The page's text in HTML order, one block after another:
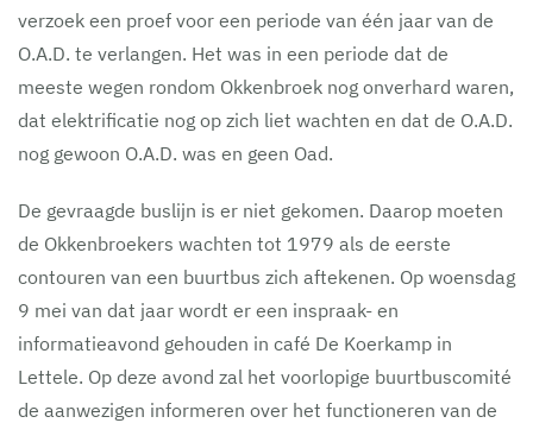
verzoek een proef voor een periode van één jaar van de
O.A.D. te verlangen. Het was in een periode dat de
meeste wegen rondom Okkenbroek nog onverhard waren,
dat elektrificatie nog op zich liet wachten en dat de O.A.D.
nog gewoon O.A.D. was en geen Oad.
De gevraagde buslijn is er niet gekomen. Daarop moeten
de Okkenbroekers wachten tot 1979 als de eerste
contouren van een buurtbus zich aftekenen. Op woensdag
9 mei van dat jaar wordt er een inspraak- en
informatieavond gehouden in café De Koerkamp in
Lettele. Op deze avond zal het voorlopige buurtbuscomité
de aanwezigen informeren over het functioneren van de